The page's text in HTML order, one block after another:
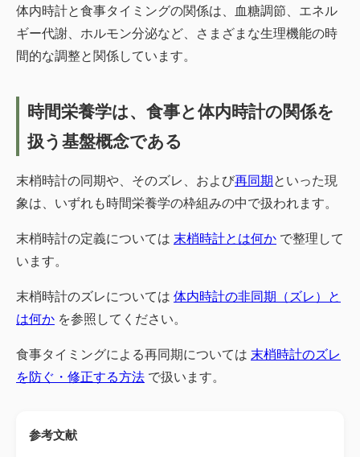
体内時計と食事タイミングの関係は、血糖調節、エネル
ギー代謝、ホルモン分泌など、さまざまな生理機能の時
間的な調整と関係しています。
時間栄養学は、食事と体内時計の関係を
扱う基盤概念である
末梢時計の同期や、そのズレ、および再同期 といった現
象は、いずれも時間栄養学の枠組みの中で扱われます。
末梢時計の定義については 末梢時計とは何か で整理して
います。
末梢時計のズレについては 体内時計の非同期（ズレ）と
は何か を参照してください。
食事タイミングによる再同期については 末梢時計のズレ
を防ぐ・修正する方法 で扱います。
参考文献